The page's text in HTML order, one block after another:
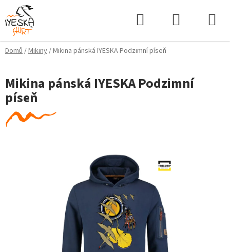
Přejít
na
obsah
Domů/Mikiny/Mikina pánská IYESKA Podzimní píseň
Mikina pánská IYESKA Podzimní
píseň